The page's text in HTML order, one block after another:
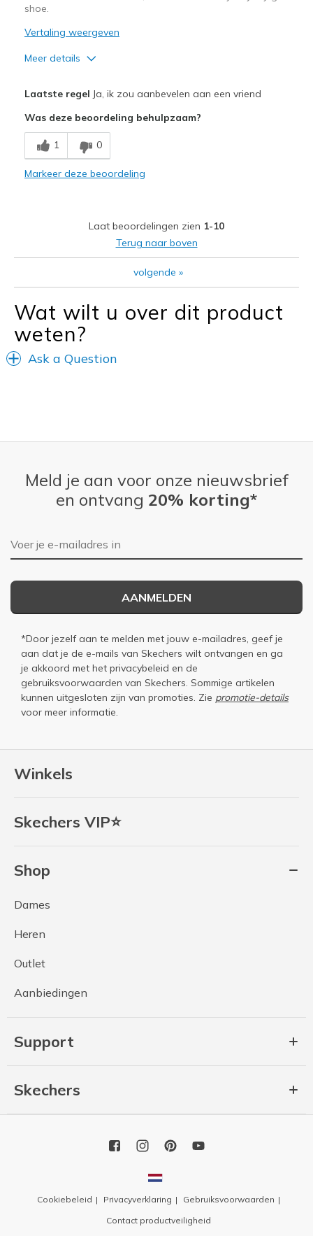
shoe.
Vertaling weergeven
Meer details
Breathe Well
Comfortable
Casual Wear
Going Out
Travel
Laatste regel Ja, ik zou aanbevelen aan een vriend
Was deze beoordeling behulpzaam?
1 0
Markeer deze beoordeling
Laat beoordelingen zien 1-10
Terug naar boven
volgende »
Wat wilt u over dit product
weten?
Ask a Question
Winkels
Skechers VIP⭐
Shop
Dames
Heren
Outlet
Aanbiedingen
Support
Skechers
Meld je aan voor onze nieuwsbrief
en ontvang 20% korting*
E-mailadres
AANMELDEN
*Door jezelf aan te melden met jouw e-mailadres, geef je
aan dat je de e-mails van Skechers wilt ontvangen en ga
je akkoord met het privacybeleid en de
gebruiksvoorwaarden van Skechers. Sommige artikelen
kunnen uitgesloten zijn van promoties. Zie promotie-details
voor meer informatie.
Cookiebeleid Privacyverklaring
Gebruiksvoorwaarden
Contact productveiligheid